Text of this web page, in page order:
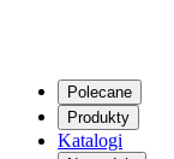
Polecane
Produkty
Katalogi